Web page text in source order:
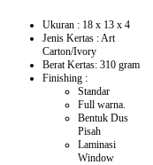
Ukuran : 18 x 13 x 4
Jenis Kertas : Art
Carton/Ivory
Berat Kertas: 310 gram
Finishing :
Standar
Full warna.
Bentuk Dus
Pisah
Laminasi
Window